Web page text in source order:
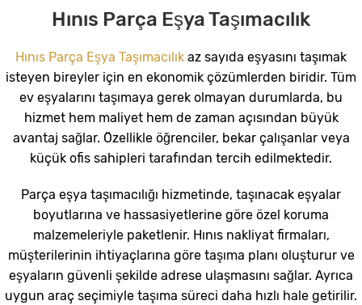
Hınıs Parça Eşya Taşımacılık
Hınıs Parça Eşya Taşımacılık az sayıda eşyasını taşımak
isteyen bireyler için en ekonomik çözümlerden biridir. Tüm
ev eşyalarını taşımaya gerek olmayan durumlarda, bu
hizmet hem maliyet hem de zaman açısından büyük
avantaj sağlar. Özellikle öğrenciler, bekar çalışanlar veya
küçük ofis sahipleri tarafından tercih edilmektedir.
Parça eşya taşımacılığı hizmetinde, taşınacak eşyalar
boyutlarına ve hassasiyetlerine göre özel koruma
malzemeleriyle paketlenir. Hınıs nakliyat firmaları,
müşterilerinin ihtiyaçlarına göre taşıma planı oluşturur ve
eşyaların güvenli şekilde adrese ulaşmasını sağlar. Ayrıca
uygun araç seçimiyle taşıma süreci daha hızlı hale getirilir.